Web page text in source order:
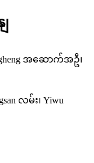
အဆောက်အဦ၊
လမ်း၊ Yiwu